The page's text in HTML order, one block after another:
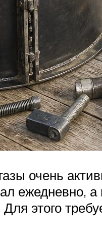
очень
ежедневно, а
этого